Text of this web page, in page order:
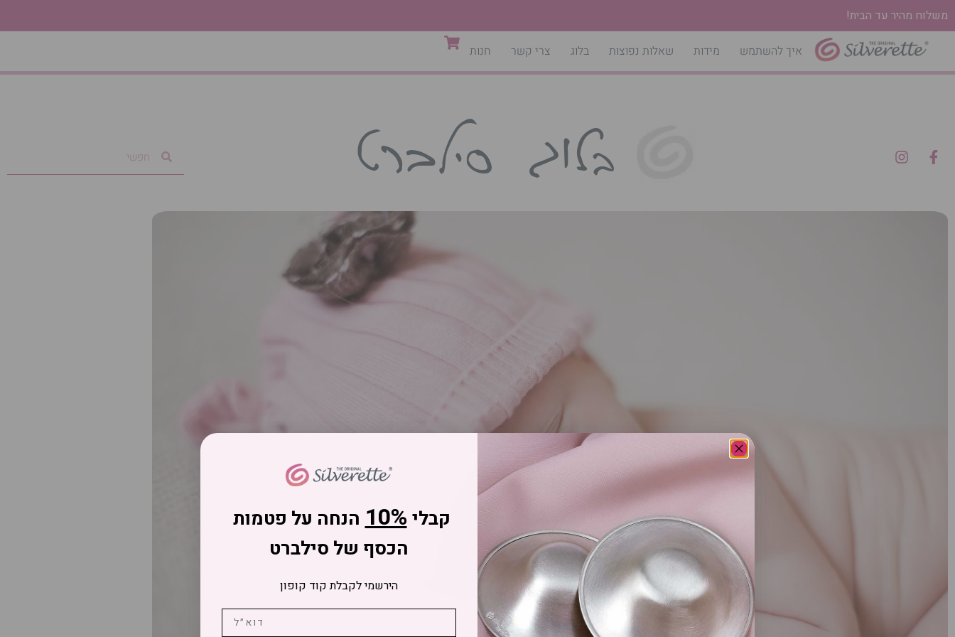
משלוח מהיר עד הבית!
איך להשתמש מידות שאלות נפוצות בלוג צרי קשר חנות
בלוג סילברט
קבלי10% הנחה על פטמות
הכסף של סילברט
הירשמי לקבלת קוד קופון